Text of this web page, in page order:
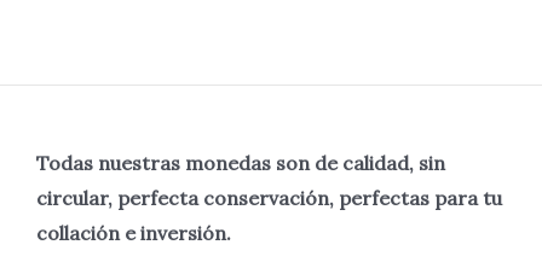
Todas nuestras monedas son de calidad, sin
circular, perfecta conservación, perfectas para tu
collación e inversión.